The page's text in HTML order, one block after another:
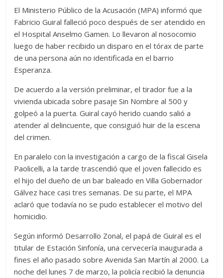
El Ministerio Público de la Acusación (MPA) informó que
Fabricio Guiral falleció poco después de ser atendido en
el Hospital Anselmo Gamen. Lo llevaron al nosocomio
luego de haber recibido un disparo en el tórax de parte
de una persona aún no identificada en el barrio
Esperanza.
De acuerdo a la versión preliminar, el tirador fue a la
vivienda ubicada sobre pasaje Sin Nombre al 500 y
golpeó a la puerta. Guiral cayó herido cuando salió a
atender al delincuente, que consiguió huir de la escena
del crimen.
En paralelo con la investigación a cargo de la fiscal Gisela
Paolicelli, a la tarde trascendió que el joven fallecido es
el hijo del dueño de un bar baleado en Villa Gobernador
Gálvez hace casi tres semanas. De su parte, el MPA
aclaró que todavía no se pudo establecer el motivo del
homicidio.
Según informó Desarrollo Zonal, el papá de Guiral es el
titular de Estación Sinfonía, una cervecería inaugurada a
fines el año pasado sobre Avenida San Martín al 2000. La
noche del lunes 7 de marzo, la policía recibió la denuncia